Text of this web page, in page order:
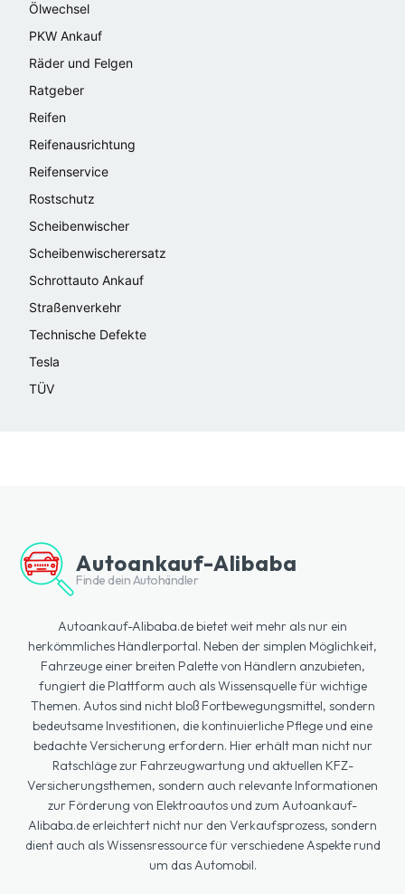
Ölwechsel
PKW Ankauf
Räder und Felgen
Ratgeber
Reifen
Reifenausrichtung
Reifenservice
Rostschutz
Scheibenwischer
Scheibenwischerersatz
Schrottauto Ankauf
Straßenverkehr
Technische Defekte
Tesla
TÜV
Autoankauf-Alibaba
Finde dein Autohändler
Autoankauf-Alibaba.de bietet weit mehr als nur ein
herkömmliches Händlerportal. Neben der simplen Möglichkeit,
Fahrzeuge einer breiten Palette von Händlern anzubieten,
fungiert die Plattform auch als Wissensquelle für wichtige
Themen. Autos sind nicht bloß Fortbewegungsmittel, sondern
bedeutsame Investitionen, die kontinuierliche Pflege und eine
bedachte Versicherung erfordern. Hier erhält man nicht nur
Ratschläge zur Fahrzeugwartung und aktuellen KFZ-
Versicherungsthemen, sondern auch relevante Informationen
zur Förderung von Elektroautos und zum Autoankauf-
Alibaba.de erleichtert nicht nur den Verkaufsprozess, sondern
dient auch als Wissensressource für verschiedene Aspekte rund
um das Automobil.